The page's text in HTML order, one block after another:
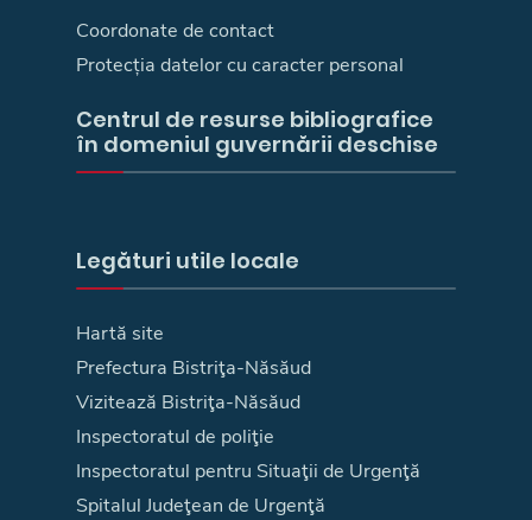
Coordonate de contact
Protecția datelor cu caracter personal
Centrul de resurse bibliografice
în domeniul guvernării deschise
Legături utile locale
Hartă site
Prefectura Bistriţa-Năsăud
Vizitează Bistriţa-Năsăud
Inspectoratul de poliţie
Inspectoratul pentru Situaţii de Urgenţă
Spitalul Judeţean de Urgenţă